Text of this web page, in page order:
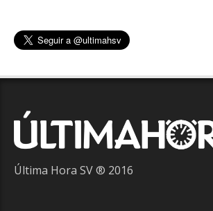
Última Hora SV ® 2016